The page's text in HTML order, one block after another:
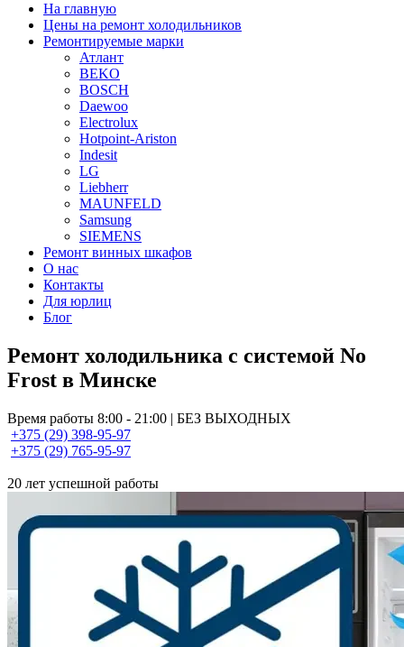
На главную
Цены на ремонт холодильников
Ремонтируемые марки
Атлант
BEKO
BOSCH
Daewoo
Electrolux
Hotpoint-Ariston
Indesit
LG
Liebherr
MAUNFELD
Samsung
SIEMENS
Ремонт винных шкафов
О нас
Контакты
Для юрлиц
Блог
Ремонт холодильника с системой No
Frost в Минске
Время работы 8:00 - 21:00 | БЕЗ ВЫХОДНЫХ
+375 (29) 398-95-97
+375 (29) 765-95-97
20 лет успешной работы